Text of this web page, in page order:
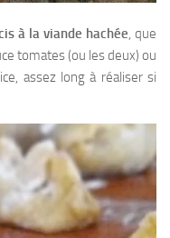
à la viande hachée, que
tomates (ou les deux) ou
assez long à réaliser si